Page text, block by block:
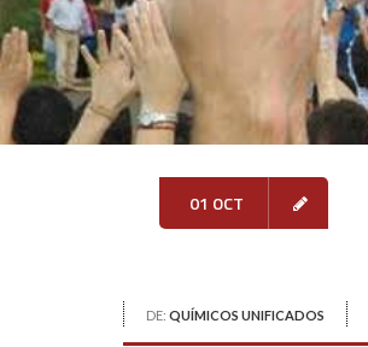
01 OCT
DE: QUÍMICOS UNIFICADOS